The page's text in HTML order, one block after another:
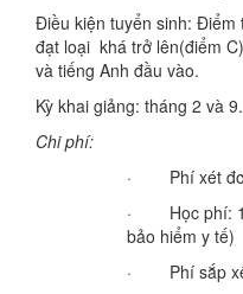
Điều kiện tuyển sinh:
đạt loại khá trở lên(điểm
và tiếng Anh đầu vào.
Kỳ khai giảng: tháng 2 và 9.
Chi phí:
· Phí xét
· Học phí:
bảo hiểm y tế)
· Phí sắp